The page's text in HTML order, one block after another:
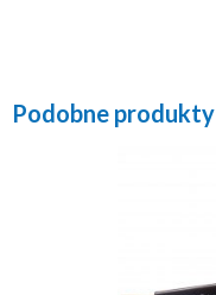
Podobne produkty